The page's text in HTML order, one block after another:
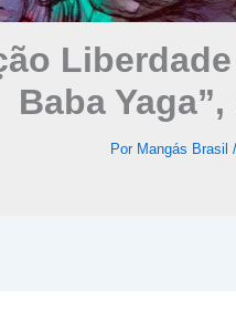
Baba
Por Mangás Brasil /